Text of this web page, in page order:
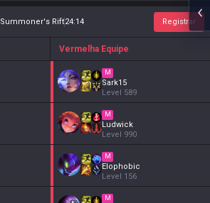
Summoner's Rift24:15 Registrar
Vermelha Equipe
M
Sark15
Level 589
M
Ludwick
Level 990
M
Elophobic
Level 156
M